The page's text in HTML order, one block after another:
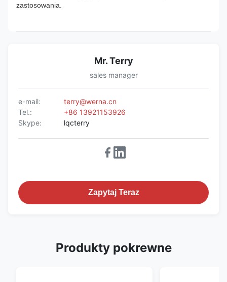
zastosowania.
Mr. Terry
sales manager
e-mail:
terry@werna.cn
Tel.:
+86 13921153926
Skype:
lqcterry
Zapytaj Teraz
Produkty pokrewne